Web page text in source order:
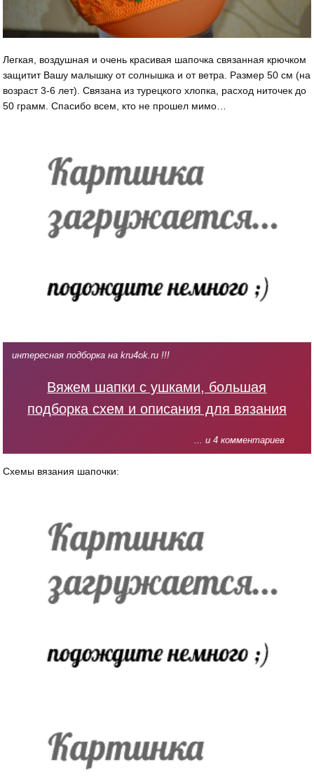
Легкая, воздушная и очень красивая шапочка связанная крючком
защитит Вашу малышку от солнышка и от ветра. Размер 50 см (на
возраст 3-6 лет). Связана из турецкого хлопка, расход ниточек до
50 грамм. Спасибо всем, кто не прошел мимо…
интересная подборка на kru4ok.ru !!!
Вяжем шапки с ушками, большая
подборка схем и описания для вязания
... и 4 комментариев
Схемы вязания шапочки: